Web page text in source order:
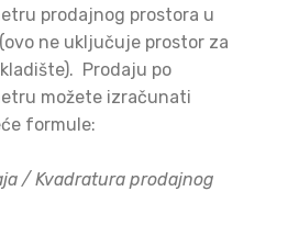
prodajnog prostora u
ne uključuje prostor za
Prodaju po
možete izračunati
formule:
/ Kvadratura prodajnog